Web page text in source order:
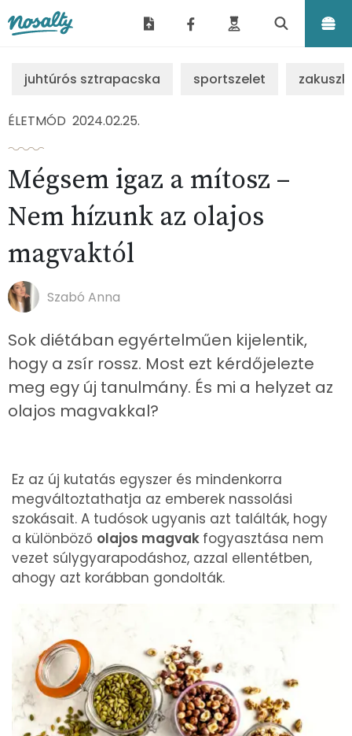
juhtúrós sztrapacska sportszelet
ÉLETMÓD 2024.02.25.
Mégsem igaz a mítosz –
Nem hízunk az olajos
magvaktól
Szabó Anna
Sok diétában egyértelműen kijelentik,
hogy a zsír rossz. Most ezt kérdőjelezte
meg egy új tanulmány. És mi a helyzet az
olajos magvakkal?
Ez az új kutatás egyszer és mindenkorra
megváltoztathatja az emberek nassolási
szokásait. A tudósok ugyanis azt találták, hogy
a különböző olajos magvak fogyasztása nem
vezet súlygyarapodáshoz, azzal ellentétben,
ahogy azt korábban gondolták.